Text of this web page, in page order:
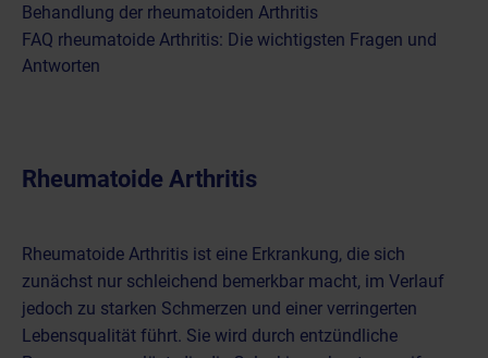
Behandlung der rheumatoiden Arthritis
FAQ rheumatoide Arthritis: Die wichtigsten Fragen und
Antworten
Rheumatoide Arthritis
Rheumatoide Arthritis ist eine Erkrankung, die sich
zunächst nur schleichend bemerkbar macht, im Verlauf
jedoch zu starken Schmerzen und einer verringerten
Lebensqualität führt. Sie wird durch entzündliche